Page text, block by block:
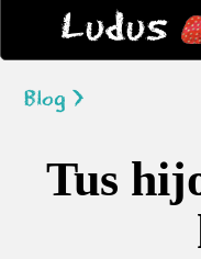
Ludus
Blog >
Tus